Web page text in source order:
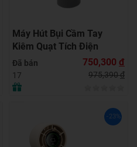
Máy Hút Bụi Cầm Tay
Kiêm Quạt Tích Điện
RTAKO F71 Multi-function
Violent fan (4000mAH) –
GRAY
Đã bán
17
750,300 đ
975,390đ
-23%